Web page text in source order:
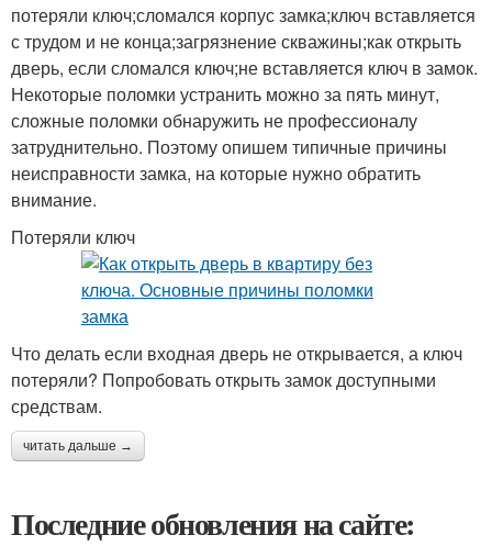
потеряли ключ;сломался корпус замка;ключ вставляется
с трудом и не конца;загрязнение скважины;как открыть
дверь, если сломался ключ;не вставляется ключ в замок.
Некоторые поломки устранить можно за пять минут,
сложные поломки обнаружить не профессионалу
затруднительно. Поэтому опишем типичные причины
неисправности замка, на которые нужно обратить
внимание.
Потеряли ключ
Что делать если входная дверь не открывается, а ключ
потеряли? Попробовать открыть замок доступными
средствам.
читать дальше →
Последние обновления на сайте: